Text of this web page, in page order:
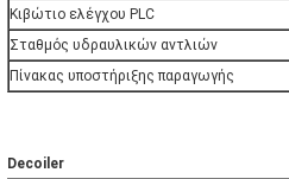
Κιβώτιο ελέγχου PLC
Σταθμός υδραυλικών αντλιών
Πίνακας υποστήριξης παραγωγής
Decoiler